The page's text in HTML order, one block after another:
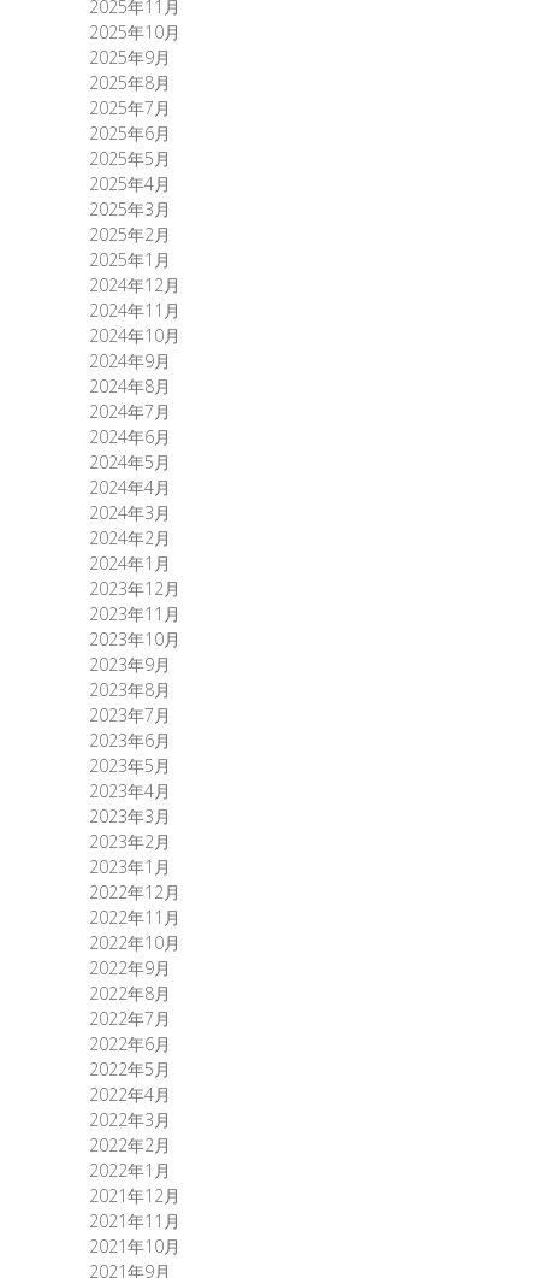
2025年11月
2025年10月
2025年9月
2025年8月
2025年7月
2025年6月
2025年5月
2025年4月
2025年3月
2025年2月
2025年1月
2024年12月
2024年11月
2024年10月
2024年9月
2024年8月
2024年7月
2024年6月
2024年5月
2024年4月
2024年3月
2024年2月
2024年1月
2023年12月
2023年11月
2023年10月
2023年9月
2023年8月
2023年7月
2023年6月
2023年5月
2023年4月
2023年3月
2023年2月
2023年1月
2022年12月
2022年11月
2022年10月
2022年9月
2022年8月
2022年7月
2022年6月
2022年5月
2022年4月
2022年3月
2022年2月
2022年1月
2021年12月
2021年11月
2021年10月
2021年9月